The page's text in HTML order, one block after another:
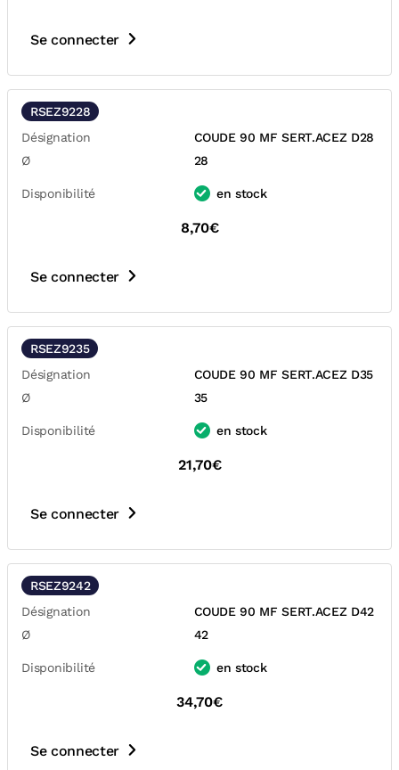
Se connecter
RSEZ9228
Désignation
COUDE 90 MF SERT.ACEZ D28
Ø
28
Disponibilité en stock
8,70€
Se connecter
RSEZ9235
Désignation
COUDE 90 MF SERT.ACEZ D35
Ø
35
Disponibilité en stock
21,70€
Se connecter
RSEZ9242
Désignation
COUDE 90 MF SERT.ACEZ D42
Ø
42
Disponibilité en stock
34,70€
Se connecter